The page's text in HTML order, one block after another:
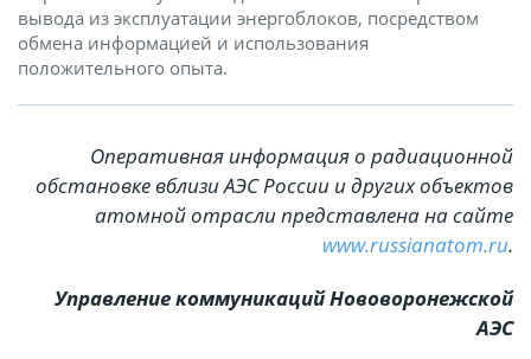
вывода из эксплуатации энергоблоков, посредством
обмена информацией и использования
положительного опыта.
Оперативная информация о радиационной
обстановке вблизи АЭС России и других объектов
атомной отрасли представлена на сайте
www.russianatom.ru.
Управление коммуникаций Нововоронежской
АЭС